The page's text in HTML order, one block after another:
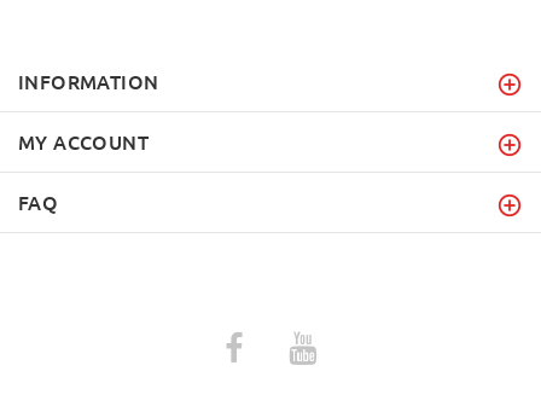
INFORMATION
MY ACCOUNT
FAQ